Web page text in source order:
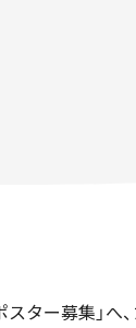
ター募集」へ